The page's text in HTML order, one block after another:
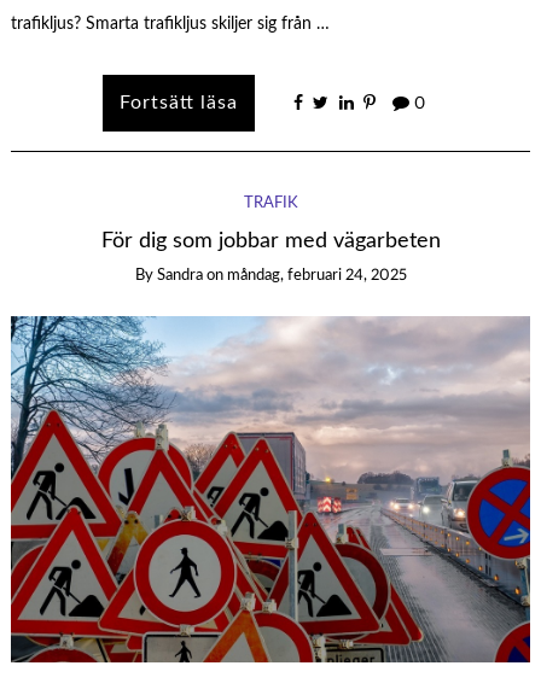
trafikljus? Smarta trafikljus skiljer sig från …
0
TRAFIK
För dig som jobbar med vägarbeten
By Sandra on måndag, februari 24, 2025